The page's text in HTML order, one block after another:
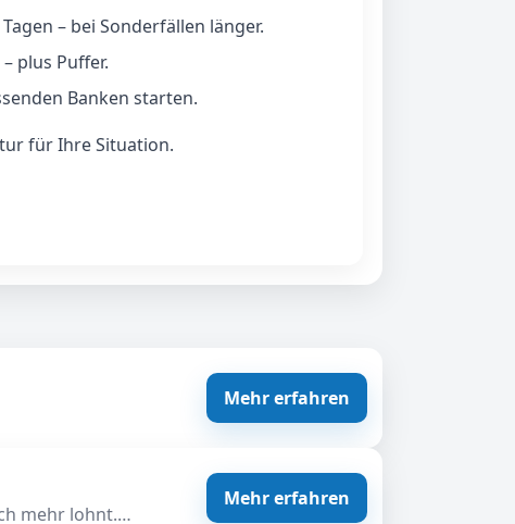
– bei Sonderfällen länger.
plus Puffer.
Banken starten.
für Ihre Situation.
Mehr erfahren
mehr lohnt.…
Mehr erfahren